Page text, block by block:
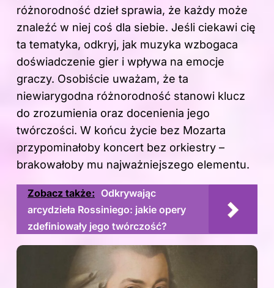
różnorodność dzieł sprawia, że każdy może
znaleźć w niej coś dla siebie. Jeśli ciekawi cię
ta tematyka, odkryj, jak muzyka wzbogaca
doświadczenie gier i wpływa na emocje
graczy. Osobiście uważam, że ta
niewiarygodna różnorodność stanowi klucz
do zrozumienia oraz docenienia jego
twórczości. W końcu życie bez Mozarta
przypominałoby koncert bez orkiestry –
brakowałoby mu najważniejszego elementu.
Zobacz także: Odkrywając
arcydzieła Rossiniego: jakie opery
zdefiniowały jego twórczość?